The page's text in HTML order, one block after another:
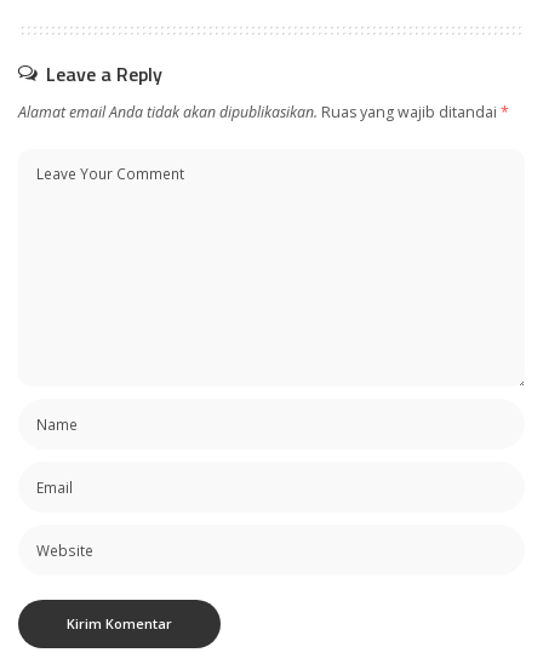
Leave a Reply
Alamat email Anda tidak akan dipublikasikan. Ruas yang wajib ditandai *